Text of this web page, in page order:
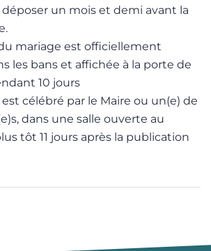
déposer un mois et demi avant la
mariage est officiellement
les bans et affichée à la porte de
10 jours
célébré par le Maire ou un(e) de
dans une salle ouverte au
tôt 11 jours après la publication